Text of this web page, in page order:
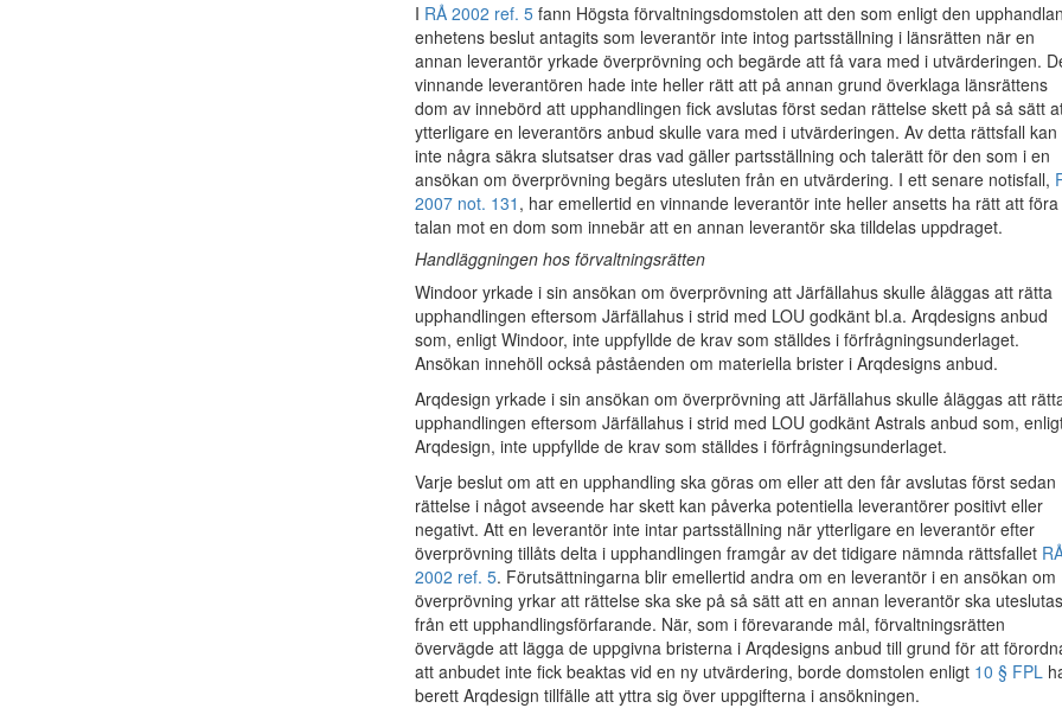
I RÅ 2002 ref. 5 fann Högsta förvaltningsdomstolen att den som enligt den
enhetens beslut antagits som leverantör inte intog partsställning i länsrätten när en
annan leverantör yrkade överprövning och begärde att få vara med i utvärderingen.
vinnande leverantören hade inte heller rätt att på annan grund överklaga länsrättens
dom av innebörd att upphandlingen fick avslutas först sedan rättelse skett på så sätt
ytterligare en leverantörs anbud skulle vara med i utvärderingen. Av detta rättsfall kan
inte några säkra slutsatser dras vad gäller partsställning och talerätt för den som i en
ansökan om överprövning begärs utesluten från en utvärdering. I ett senare notisfall,
2007 not. 131 , har emellertid en vinnande leverantör inte heller ansetts ha rätt att föra
talan mot en dom som innebär att en annan leverantör ska tilldelas uppdraget.
Handläggningen hos förvaltningsrätten
Windoor yrkade i sin ansökan om överprövning att Järfällahus skulle åläggas att rätta
upphandlingen eftersom Järfällahus i strid med LOU godkänt bl.a. Arqdesigns anbud
som, enligt Windoor, inte uppfyllde de krav som ställdes i förfrågningsunderlaget.
Ansökan innehöll också påståenden om materiella brister i Arqdesigns anbud.
Arqdesign yrkade i sin ansökan om överprövning att Järfällahus skulle åläggas att
upphandlingen eftersom Järfällahus i strid med LOU godkänt Astrals anbud som,
Arqdesign, inte uppfyllde de krav som ställdes i förfrågningsunderlaget.
Varje beslut om att en upphandling ska göras om eller att den får avslutas först sedan
rättelse i något avseende har skett kan påverka potentiella leverantörer positivt eller
negativt. Att en leverantör inte intar partsställning när ytterligare en leverantör efter
överprövning tillåts delta i upphandlingen framgår av det tidigare nämnda rättsfallet
2002 ref. 5. Förutsättningarna blir emellertid andra om en leverantör i en ansökan om
överprövning yrkar att rättelse ska ske på så sätt att en annan leverantör ska uteslutas
från ett upphandlingsförfarande. När, som i förevarande mål, förvaltningsrätten
övervägde att lägga de uppgivna bristerna i Arqdesigns anbud till grund för att
att anbudet inte fick beaktas vid en ny utvärdering, borde domstolen enligt 10 § FPL
berett Arqdesign tillfälle att yttra sig över uppgifterna i ansökningen.